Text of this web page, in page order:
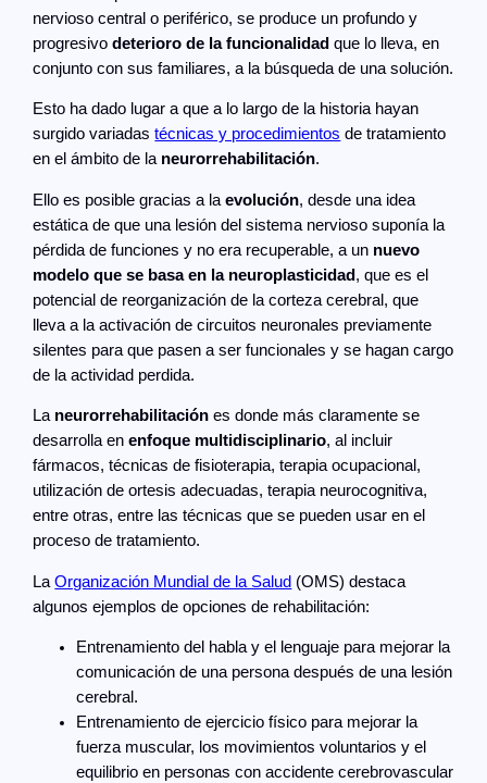
nervioso central o periférico, se produce un profundo y
progresivodeterioro de la funcionalidad que lo lleva, en
conjunto con sus familiares, a la búsqueda de una solución.
Esto ha dado lugar a que a lo largo de la historia hayan
surgido variadastécnicas y procedimientos de tratamiento
en el ámbito de la neurorrehabilitación.
Ello es posible gracias a laevolución, desde una idea
estática de que una lesión del sistema nervioso suponía la
pérdida de funciones y no era recuperable, a un nuevo
modelo que se basa en la neuroplasticidad , que es el
potencial de reorganización de la corteza cerebral, que
lleva a la activación de circuitos neuronales previamente
silentes para que pasen a ser funcionales y se hagan cargo
de la actividad perdida.
La neurorrehabilitación es donde más claramente se
desarrolla enenfoque multidisciplinario, al incluir
fármacos, técnicas de fisioterapia, terapia ocupacional,
utilización de ortesis adecuadas, terapia neurocognitiva,
entre otras, entre las técnicas que se pueden usar en el
proceso de tratamiento.
LaOrganización Mundial de la Salud (OMS) destaca
algunos ejemplos de opciones de rehabilitación:
Entrenamiento del habla y el lenguaje para mejorar la
comunicación de una persona después de una lesión
cerebral.
Entrenamiento de ejercicio físico para mejorar la
fuerza muscular, los movimientos voluntarios y el
equilibrio en personas con accidente cerebrovascular